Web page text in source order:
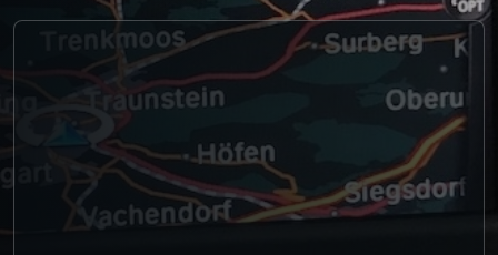
0049-861-900290
info@bimmer-manufaktur.de